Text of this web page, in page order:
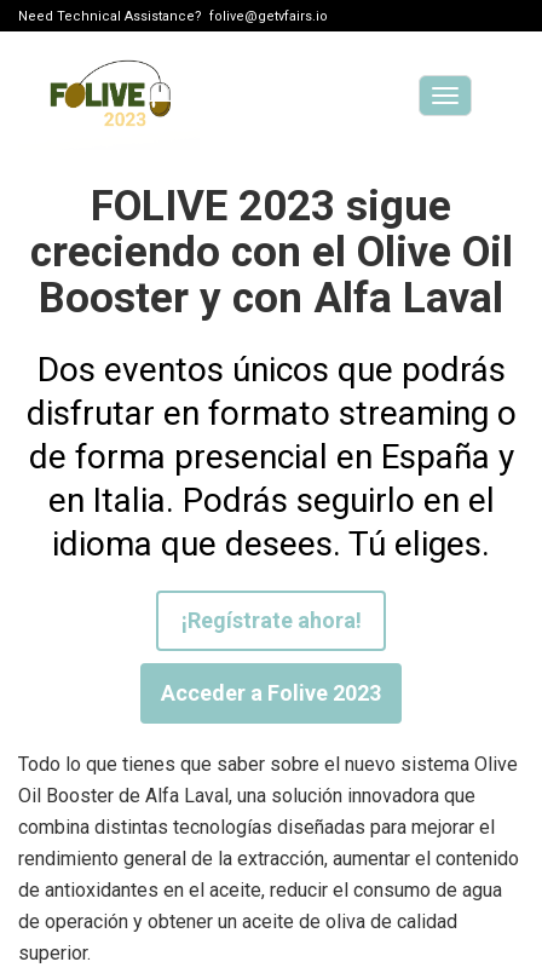
Need Technical Assistance? folive@getvfairs.io
Toggle
FOLIVE 2023 sigue
creciendo con el Olive Oil
Booster y con Alfa Laval
Dos eventos únicos que podrás
disfrutar en formato streaming o
de forma presencial en España y
en Italia. Podrás seguirlo en el
idioma que desees. Tú eliges.
¡Regístrate ahora!
Acceder a Folive 2023
Todo lo que tienes que saber sobre el nuevo sistema Olive
Oil Booster de Alfa Laval, una solución innovadora que
combina distintas tecnologías diseñadas para mejorar el
rendimiento general de la extracción, aumentar el contenido
de antioxidantes en el aceite, reducir el consumo de agua
de operación y obtener un aceite de oliva de calidad
superior.